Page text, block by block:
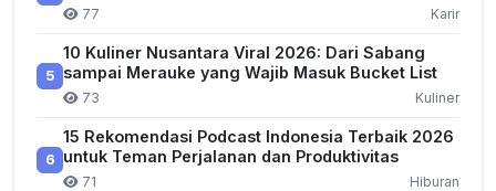
77 Karir
5
10 Kuliner Nusantara Viral 2026: Dari Sabang
sampai Merauke yang Wajib Masuk Bucket List
73 Kuliner
6
15 Rekomendasi Podcast Indonesia Terbaik 2026
untuk Teman Perjalanan dan Produktivitas
71 Hiburan